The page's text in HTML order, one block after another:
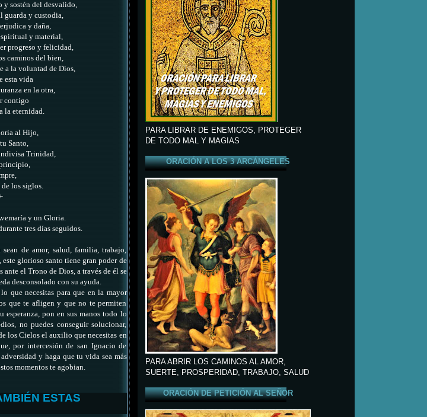
y sostén del desvalido,
guarda y custodia,
y daña,
y material,
progreso y felicidad,
caminos del bien,
a la voluntad de Dios,
esta vida
en la otra,
contigo
la eternidad.
al Hijo,
Santo,
Trinidad,
los siglos.
y un Gloria.
tres días seguidos.
de amor, salud, familia, trabajo,
glorioso santo tiene gran poder de
el Trono de Dios, a través de él se
desconsolado con su ayuda.
que necesitas para que en la mayor
que te afligen y que no te permiten
esperanza, pon en sus manos todo lo
no puedes conseguir solucionar,
los Cielos el auxilio que necesitas en
por intercesión de san Ignacio de
y haga que tu vida sea más
momentos te agobian.
ESTAS
PARA LIBRAR DE ENEMIGOS, PROTEGER
DE TODO MAL Y MAGIAS
ORACIÓN A LOS 3 ARCÁNGELES
PARA ABRIR LOS CAMINOS AL AMOR,
SUERTE, PROSPERIDAD, TRABAJO, SALUD
ORACIÓN DE PETICIÓN AL SEÑOR